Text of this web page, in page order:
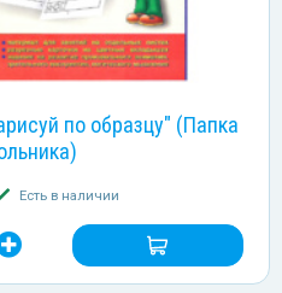
по образцу" (Папка
Есть в наличии